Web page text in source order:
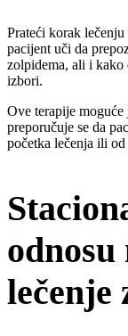
Prateći korak
pacijent uči da
zolpidema, ali i kako
izbori.
Ove terapije
preporučuje se da
početka lečenja ili
lečenje